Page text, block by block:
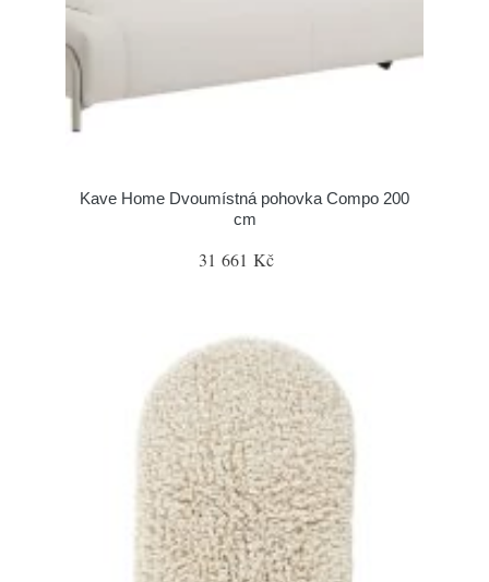
Kave Home Dvoumístná pohovka Compo 200
cm
31 661 Kč